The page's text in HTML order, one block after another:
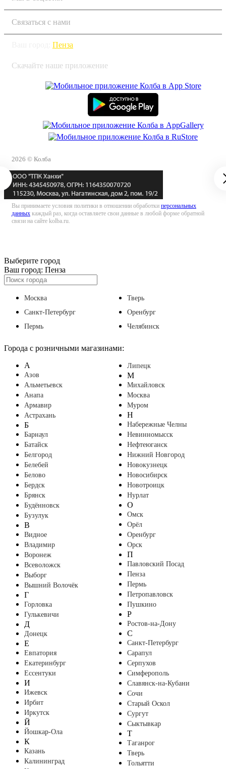
Связаться с нами
Пенза
Скачайте наше приложение
2026 © Колба
Вы принимаете условия политики в отношении обработки персональных
данных каждый раз, когда оставляете свои данные в любой форме обратной
связи на сайте kolba.ru.
Выберите город
Ваш город: Пенза
Москва
Санкт-Петербург
Пермь
Тверь
Оренбург
Челябинск
Города с розничными магазинами:
А
Азов
Альметьевск
Анапа
Армавир
Астрахань
Б
Барнаул
Батайск
Белгород
Белебей
Белово
Бердск
Брянск
Будённовск
Бузулук
В
Видное
Владимир
Воронеж
Всеволожск
Выборг
Вышний Волочёк
Г
Горловка
Гулькевичи
Д
Донецк
Е
Евпатория
Екатеринбург
Ессентуки
И
Ижевск
Ирбит
Иркутск
Й
Йошкар-Ола
К
Казань
Калининград
Липецк
М
Михайловск
Москва
Муром
Н
Набережные Челны
Невинномысск
Нефтеюганск
Нижний Новгород
Новокузнецк
Новосибирск
Новотроицк
Нурлат
О
Омск
Орёл
Оренбург
Орск
П
Павловский Посад
Пенза
Пермь
Петропавловск
Пушкино
Р
Ростов-на-Дону
С
Санкт-Петербург
Сарапул
Серпухов
Симферополь
Славянск-на-Кубани
Сочи
Старый Оскол
Сургут
Сыктывкар
Т
Таганрог
Тверь
Тольятти